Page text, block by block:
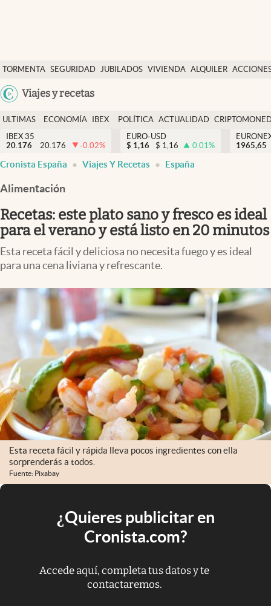
TORMENTA SEGURIDAD JUBILADOS VIVIENDA ALQUILER
USA
Viajes y recetas
Economía y finanzas
Política
Actualidad
Criptomonedas
España
ULTIMAS
NOTICIAS
ECONOMÍA
FINANZAS
IBEX
EURO
POLÍTICA ACTUALIDAD
IBEX 35
20.176
20.176 -0.02%
EURO-USD
$ 1,16 $ 1,16 0.01%
1965,65
Cronista España Viajes Y Recetas España
Alimentación
Recetas: este plato sano y fresco es ideal
para el verano y está listo en 20 minutos
Esta receta fácil y deliciosa no necesita fuego y es ideal
para una cena liviana y refrescante.
Esta receta fácil y rápida lleva pocos ingredientes con ella
sorprenderás a todos.
Fuente: Pixabay
¿Quieres publicitar en
Cronista.com?
Accede aquí, completa tus datos y te
contactaremos.